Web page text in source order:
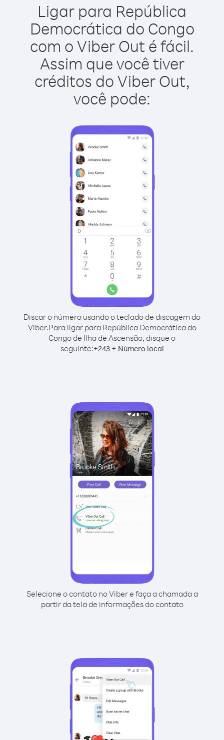
Ligar para República
Democrática do Congo
com o Viber Out é fácil.
Assim que você tiver
créditos do Viber Out,
você pode:
Discar o número usando o teclado de discagem do
Viber.Para ligar para República Democrática do
Congo de Ilha de Ascensão, disque o
seguinte:+243+ Número local
Selecione o contato no Viber e faça a chamada a
partir da tela de informações do contato